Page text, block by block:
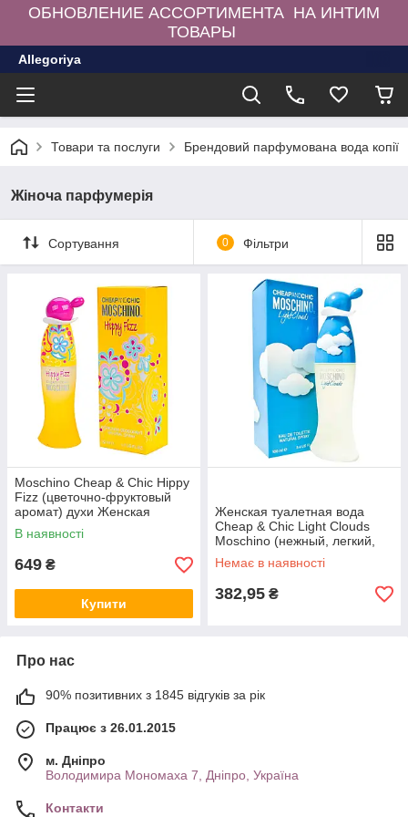
ОБНОВЛЕНИЕ АССОРТИМЕНТА НА ИНТИМ
ТОВАРЫ
Allegoriya
Товари та послуги Брендовий парфумована вода копії
Жіноча парфумерія
Сортування 0 Фільтри
Moschino Cheap & Chic Hippy
Fizz (цветочно-фруктовый
аромат) духи Женская
туалетная вода |
В наявності
649 ₴
Купити
Женская туалетная вода
Cheap & Chic Light Clouds
Moschino (нежный, легкий,
приятный аромат) | Реплик
Немає в наявності
382,95 ₴
Про нас
90% позитивних з 1845 відгуків за рік
Працює з 26.01.2015
м. Дніпро
Володимира Мономаха 7, Дніпро, Україна
Контакти